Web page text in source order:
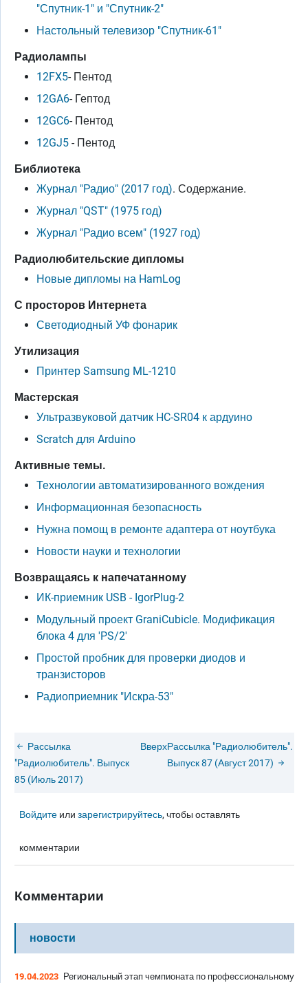
"Спутник-1" и "Спутник-2"
Настольный телевизор "Спутник-61"
Радиолампы
12FX5- Пентод
12GA6- Гептод
12GC6- Пентод
12GJ5 - Пентод
Библиотека
Журнал "Радио" (2017 год). Содержание.
Журнал "QST" (1975 год)
Журнал "Радио всем" (1927 год)
Радиолюбительские дипломы
Новые дипломы на HamLog
С просторов Интернета
Светодиодный УФ фонарик
Утилизация
Принтер Samsung ML-1210
Мастерская
Ультразвуковой датчик HC-SR04 к ардуино
Scratch для Arduino
Активные темы.
Технологии автоматизированного вождения
Информационная безопасность
Нужна помощ в ремонте адаптера от ноутбука
Новости науки и технологии
Возвращаясь к напечатанному
ИК-приемник USB - IgorPlug-2
Модульный проект GraniCubicle. Модификация
блока 4 для 'PS/2'
Простой пробник для проверки диодов и
транзисторов
Радиоприемник "Искра-53"
Рассылка
"Радиолюбитель". Выпуск
85 (Июль 2017)
ВверхРассылка "Радиолюбитель".
Выпуск 87 (Август 2017)
Войдите илизарегистрируйтесь, чтобы оставлять
комментарии
Комментарии
новости
19.04.2023 Региональный этап чемпионата по профессиональному